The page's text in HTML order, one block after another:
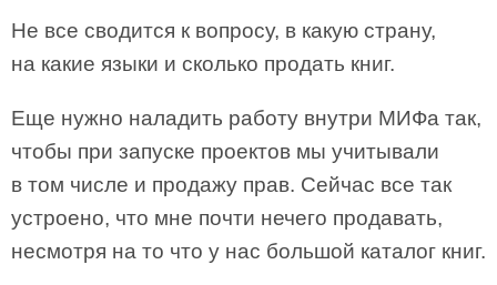
Не все сводится к вопросу, в какую страну,
на какие языки и сколько продать книг.
Еще нужно наладить работу внутри МИФа так,
чтобы при запуске проектов мы учитывали
в том числе и продажу прав. Сейчас все так
устроено, что мне почти нечего продавать,
несмотря на то что у нас большой каталог книг.